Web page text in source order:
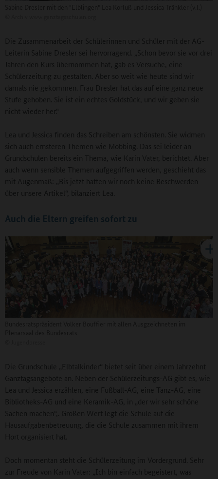
Die Zusammenarbeit der Schülerinnen und Schüler mit der AG-
Leiterin Sabine Dresler sei hervorragend. „Schon bevor sie vor drei
Jahren den Kurs übernommen hat, gab es Versuche, eine
Schülerzeitung zu gestalten. Aber so weit wie heute sind wir
damals nie gekommen. Frau Dresler hat das auf eine ganz neue
Stufe gehoben. Sie ist ein echtes Goldstück, und wir geben sie
nicht wieder her.“
Lea und Jessica finden das Schreiben am schönsten. Sie widmen
sich auch ernsteren Themen wie Mobbing. Das sei leider an
Grundschulen bereits ein Thema, wie Karin Vater, berichtet. Aber
auch wenn sensible Themen aufgegriffen werden, geschieht das
mit Augenmaß: „Bis jetzt hatten wir noch keine Beschwerden
über unsere Artikel“, bilanziert Lea.
Auch die Eltern greifen sofort zu
Die Grundschule „Elbtalkinder“ bietet seit über einem Jahrzehnt
Ganztagsangebote an. Neben der Schülerzeitungs-AG gibt es, wie
Lea und Jessica erzählen, eine Fußball-AG, eine Tanz-AG, eine
Bibliotheks-AG und eine Keramik-AG, in „der wir sehr schöne
Sachen machen“,. Großen Wert legt die Schule auf die
Hausaufgabenbetreuung, die die Schule zusammen mit ihrem
Hort organisiert hat.
Doch momentan steht die Schülerzeitung im Vordergrund. Sehr
zur Freude von Karin Vater: „Ich bin einfach begeistert, was